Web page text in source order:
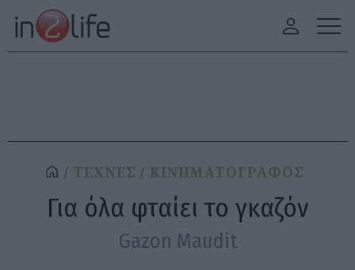
ΤΕΧΝΕΣ ΚΙΝΗΜΑΤΟΓΡΑΦΟΣ
Για όλα φταίει το γκαζόν
Gazon Maudit